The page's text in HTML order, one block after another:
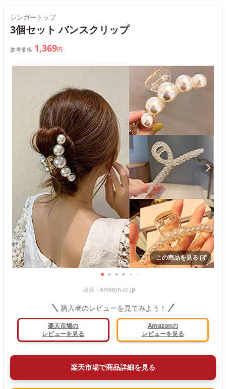
シンガートップ
3個セット バンスクリップ
参考価格 1,369円
この商品を見る
出典： Amazon.co.jp
購入者のレビューを見てみよう！
楽天市場の
レビューを見る
Amazonの
レビューを見る
楽天市場で商品詳細を見る